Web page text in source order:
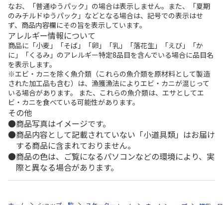
なお、「普通ゆうパック」の場合は表示しません。また、「夏期
のみチルドゆうパック」などとなる場合は、記号での表示はせ
ず、商品内容欄にその旨を表示しています。
アレルギー情報について
商品に「小麦」「そば」「卵」「乳」「落花生」「えび」「か
に」「くるみ」のアレルギー特定8品目を含んでいる場合に品目名
を表示します。
※エビ・カニを除く魚介類（これらの魚介類を原材料として製造
された加工品も含む）は、漁獲漁法によりエビ・カニが混じって
いる場合があります。 また、これらの魚介類は、エサとしてエ
ビ・カニを食べている可能性があります。
その他
商品写真はイメージです。
商品内容として記載されていない「小道具類」はお届け
する商品に含まれておりません。
商品の色は、ご覧になるパソコンなどの環境により、実
際と異なる場合があります。